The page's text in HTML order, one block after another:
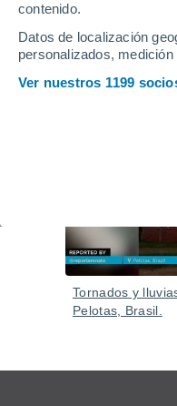
contenido.
Datos de localización
personalizados,
Ver nuestros 1199
Vídeos
Tornados y
Pelotas, Brasil.